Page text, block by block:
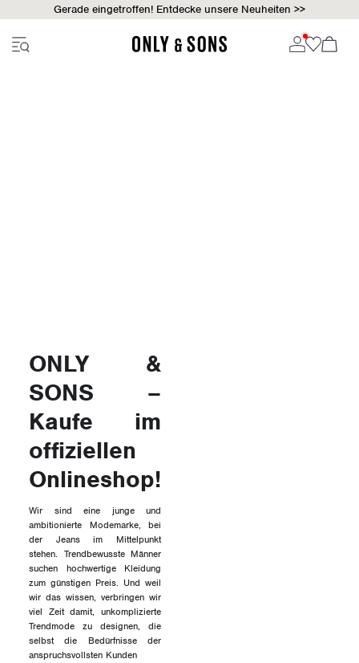
Gerade eingetroffen! Entdecke unsere Neuheiten >>
ONLY &
SONS –
Kaufe im
offiziellen
Onlineshop!
Wir sind eine junge und
ambitionierte Modemarke, bei
der Jeans im Mittelpunkt
stehen. Trendbewusste Männer
suchen hochwertige Kleidung
zum günstigen Preis. Und weil
wir das wissen, verbringen wir
viel Zeit damit, unkomplizierte
Trendmode zu designen, die
selbst die Bedürfnisse der
anspruchsvollsten Kunden